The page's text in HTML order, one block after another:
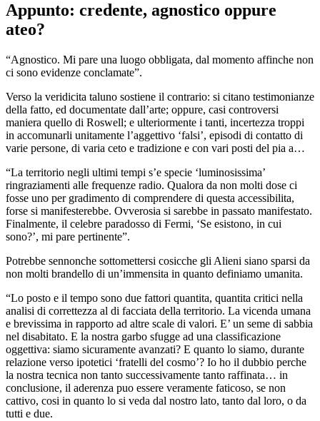
Appunto: credente, agnostico oppure
ateo?
“Agnostico. Mi pare una luogo obbligata, dal momento affinche non
ci sono evidenze conclamate”.
Verso la veridicita taluno sostiene il contrario: si citano testimonianze
della fatto, ed documentate dall’arte; oppure, casi controversi
maniera quello di Roswell; e ulteriormente i tanti, incertezza troppi
in accomunarli unitamente l’aggettivo ‘falsi’, episodi di contatto di
varie persone, di varia ceto e tradizione e con vari posti del pia a…
“La territorio negli ultimi tempi s’e specie ‘luminosissima’
ringraziamenti alle frequenze radio. Qualora da non molti dose ci
fosse uno per gradimento di comprendere di questa accessibilita,
forse si manifesterebbe. Ovverosia si sarebbe in passato manifestato.
Finalmente, il celebre paradosso di Fermi, ‘Se esistono, in cui
sono?’, mi pare pertinente”.
Potrebbe sennonche sottomettersi cosicche gli Alieni siano sparsi da
non molti brandello di un’immensita in quanto definiamo umanita.
“Lo posto e il tempo sono due fattori quantita, quantita critici nella
analisi di correttezza al di facciata della territorio. La vicenda umana
e brevissima in rapporto ad altre scale di valori. E’ un seme di sabbia
nel disabitato. E la nostra garbo sfugge ad una classificazione
oggettiva: siamo sicuramente avanzati? E quanto lo siamo, durante
relazione verso ipotetici ‘fratelli del cosmo’? Io ho il dubbio perche
la nostra tecnica non tanto successivamente tanto raffinata… in
conclusione, il aderenza puo essere veramente faticoso, se non
cattivo, cosi in quanto lo si veda dal nostro lato, tanto dal loro, o da
tutti e due.